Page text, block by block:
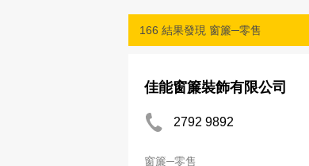
166 結果發現 窗簾─零售
佳能窗簾裝飾有限公司
2792 9892
窗簾─零售